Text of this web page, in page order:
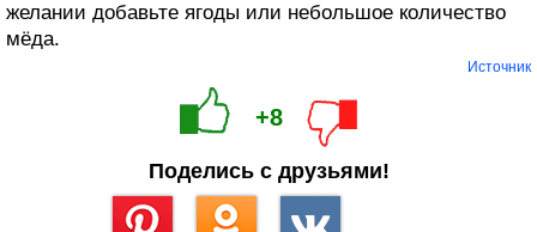
желании добавьте ягоды или небольшое количество
мёда.
Источник
+8
Поделись с друзьями!